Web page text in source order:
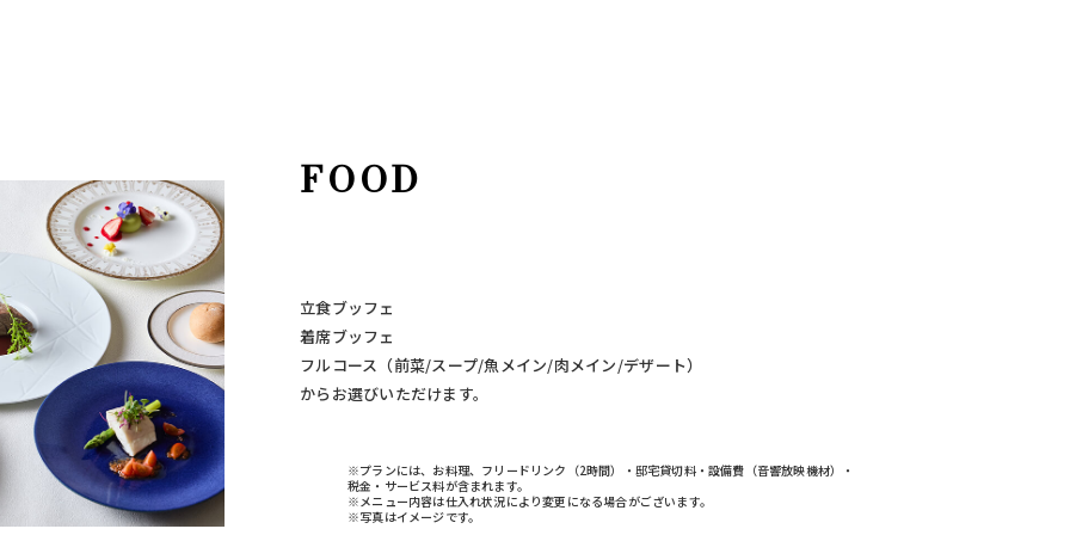
FOOD
立食ブッフェ
着席ブッフェ
フルコース（前菜/スープ/魚メイン/肉メイン/デザート）
からお選びいただけます。
※プランには、お料理、フリードリンク（2時間）・邸宅貸切料・設備費（音響放映機材）・
税金・サービス料が含まれます。
※メニュー内容は仕入れ状況により変更になる場合がございます。
※写真はイメージです。